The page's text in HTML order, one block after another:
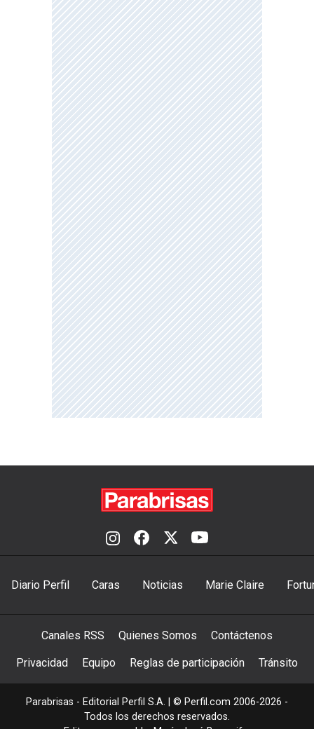
Diario Perfil Caras Noticias Marie Claire
Canales RSS Quienes Somos Contáctenos
Privacidad Equipo Reglas de participación Tránsito
Parabrisas - Editorial Perfil S.A. | © Perfil.com 2006-2026 -
Todos los derechos reservados.